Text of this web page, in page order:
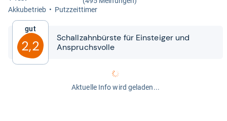
Akku­be­trieb
Putz­zeit­ti­mer
Gut
2,2
Schall­zahn­bürste für Ein­stei­ger und
Anspruchs­volle
Aktuelle Info wird geladen...